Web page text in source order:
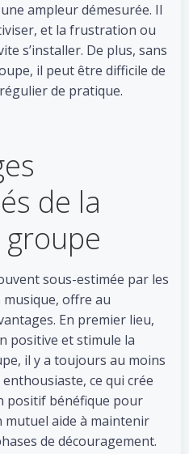
ampleur démesurée. Il
et la frustration ou
s’installer. De plus, sans
il peut être difficile de
de pratique.
de la
sous-estimée par les
offre au
En premier lieu,
positive et stimule la
il y a toujours au moins
ce qui crée
positif bénéfique pour
mutuel aide à maintenir
de découragement.